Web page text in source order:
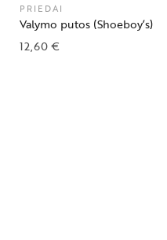
PRIEDAI
Valymo putos (Shoeboy’s)
12,60€